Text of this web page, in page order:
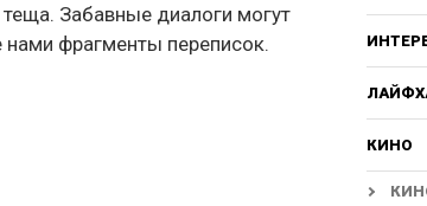
Забавные диалоги могут
фрагменты переписок.
КИНО